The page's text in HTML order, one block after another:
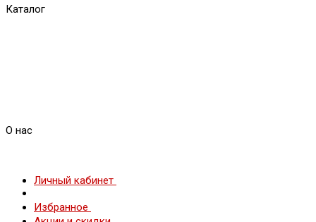
Каталог
О нас
Личный кабинет
Избранное